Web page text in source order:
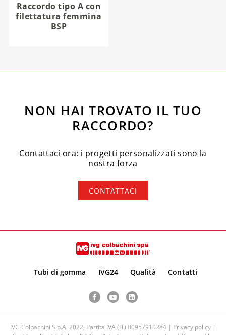
Raccordo tipo A con
filettatura femmina
BSP
NON HAI TROVATO IL TUO
RACCORDO?
Contattaci ora: i progetti personalizzati sono la
nostra forza
CONTATTACI
Tubi di gomma IVG24 Qualità Contatti
FacebookYouTubeLinkedIn
IVG Colbachini S.p.A. 2022, Partita IVA (IT) 00957910284 | Privacy policy |